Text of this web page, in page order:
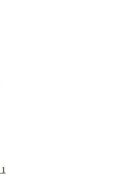
1